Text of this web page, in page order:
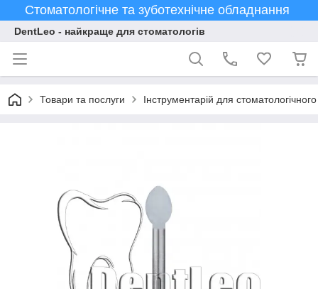
Стоматологічне та зуботехнічне обладнання
DentLeo - найкраще для стоматологів
Товари та послуги Інструментарій для стоматологічного